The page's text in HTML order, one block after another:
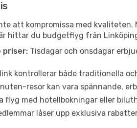
att kompromissa med kvaliteten.
hittar du budgetflyg från
priser: Tisdagar och onsdagar
kontrollerar både traditionella
resor kan vara spännande,
flyg med hotellbokningar eller
låser upp exklusiva